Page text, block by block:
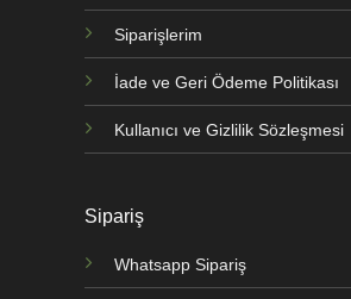
Siparişlerim
İade ve Geri Ödeme Politikası
Kullanıcı ve Gizlilik Sözleşmesi
Sipariş
Whatsapp Sipariş